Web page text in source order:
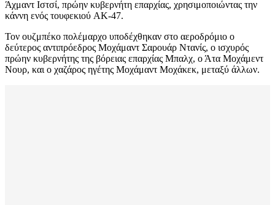
Άχμαντ Ιστσί, πρώην κυβερνήτη επαρχίας, χρησιμοποιώντας την
κάννη ενός τουφεκιού AK-47.
Τον ουζμπέκο πολέμαρχο υποδέχθηκαν στο αεροδρόμιο ο
δεύτερος αντιπρόεδρος Μοχάμαντ Σαρουάρ Ντανίς, ο ισχυρός
πρώην κυβερνήτης της βόρειας επαρχίας Μπαλχ, ο Άτα Μοχάμεντ
Νουρ, και ο χαζάρος ηγέτης Μοχάμαντ Μοχάκεκ, μεταξύ άλλων.